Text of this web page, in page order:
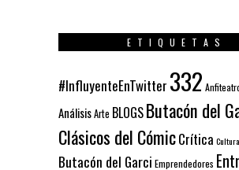
ETIQUETAS
#InfluyenteEnTwitter 332
AnálisisArte BLOGSButacón del
Clásicos del CómicCrítica Cultura
Butacón del Garci Emprendedores